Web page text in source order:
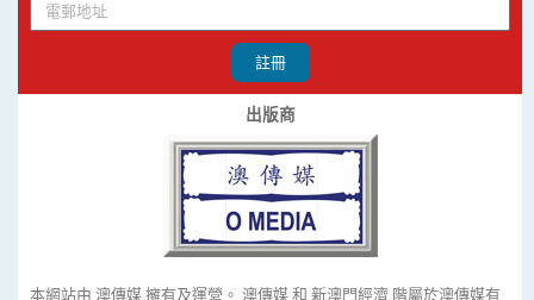
註冊
出版商
本網站由 澳傳媒 擁有及運營。 澳傳媒 和 新澳門經濟 階屬於澳傳媒有